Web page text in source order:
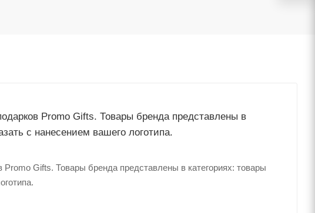
Promo Gifts. Товары бренда представлены в
с нанесением вашего логотипа.
Gifts. Товары бренда представлены в категориях: товары